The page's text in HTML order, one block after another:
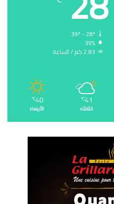
39%
2.83 ‏كم / الساعة
41
℃
الثلاثاء
40
℃
الأربعاء